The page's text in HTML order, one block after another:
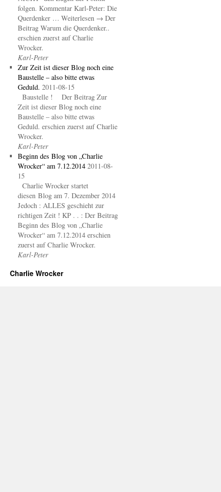
folgen. Kommentar Karl-Peter: Die
Querdenker … Weiterlesen → Der
Beitrag Warum die Querdenker..
erschien zuerst auf Charlie
Wrocker.
Karl-Peter
Zur Zeit ist dieser Blog noch eine
Baustelle – also bitte etwas
Geduld. 2011-08-15
Baustelle ! Der Beitrag Zur
Zeit ist dieser Blog noch eine
Baustelle – also bitte etwas
Geduld. erschien zuerst auf Charlie
Wrocker.
Karl-Peter
Beginn des Blog von „Charlie
Wrocker“ am 7.12.2014 2011-08-
15
Charlie Wrocker startet
diesen Blog am 7. Dezember 2014
Jedoch : ALLES geschieht zur
richtigen Zeit ! KP . . : Der Beitrag
Beginn des Blog von „Charlie
Wrocker“ am 7.12.2014 erschien
zuerst auf Charlie Wrocker.
Karl-Peter
Charlie Wrocker